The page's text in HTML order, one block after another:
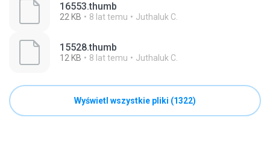
16553.thumb
22 KB 8 lat temu Juthaluk C.
15528.thumb
12 KB 8 lat temu Juthaluk C.
Wyświetl wszystkie pliki (1322)